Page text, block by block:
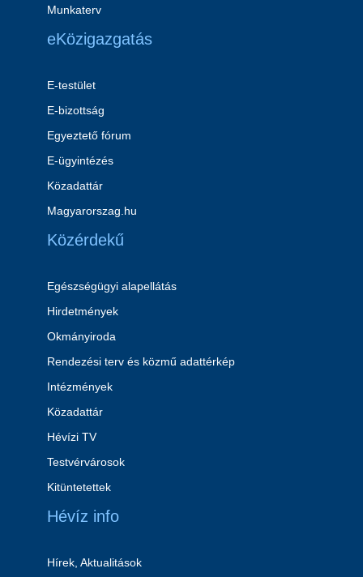
Munkaterv
eKözigazgatás
E-testület
E-bizottság
Egyeztető fórum
E-ügyintézés
Közadattár
Magyarorszag.hu
Közérdekű
Egészségügyi alapellátás
Hirdetmények
Okmányiroda
Rendezési terv és közmű adattérkép
Intézmények
Közadattár
Hévízi TV
Testvérvárosok
Kitüntetettek
Hévíz info
Hírek, Aktualitások